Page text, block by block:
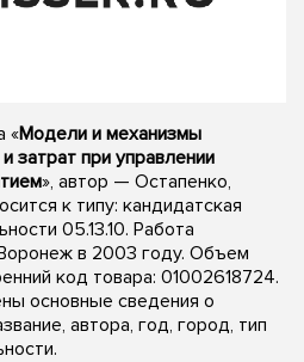
«Модели и механизмы
затрат при управлении
», автор — Остапенко,
к типу: кандидатская
05.13.10. Работа
в 2003 году. Объем
код товара: 01002618724.
основные сведения о
автора, год, город, тип